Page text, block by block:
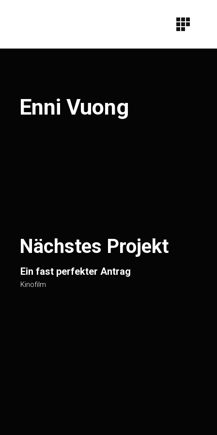
Enni Vuong
Nächstes Projekt
Ein fast perfekter Antrag
Kinofilm